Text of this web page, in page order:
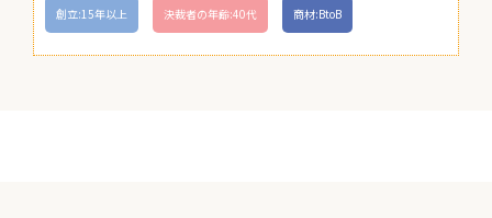
創立:15年以上 決裁者の年齢:40代 商材:BtoB